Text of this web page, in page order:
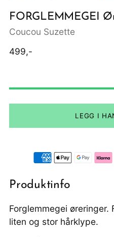
FORGLEMMEGEI
Coucou Suzette
Ordinær
499,-
LEGG I
Produktinfo
Forglemmegei øreringer.
liten og stor hårklype.